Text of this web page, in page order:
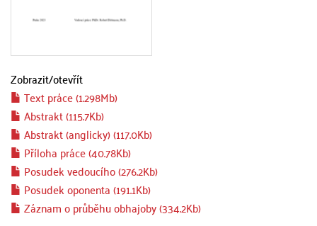
Zobrazit/otevřít
Text práce (1.298Mb)
Abstrakt (115.7Kb)
Abstrakt (anglicky) (117.0Kb)
Příloha práce (40.78Kb)
Posudek vedoucího (276.2Kb)
Posudek oponenta (191.1Kb)
Záznam o průběhu obhajoby (334.2Kb)